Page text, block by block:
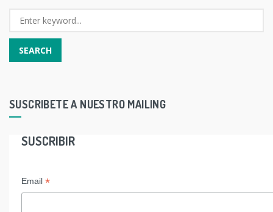
SUSCRIBETE A NUESTRO MAILING
SUSCRIBIR
Email *